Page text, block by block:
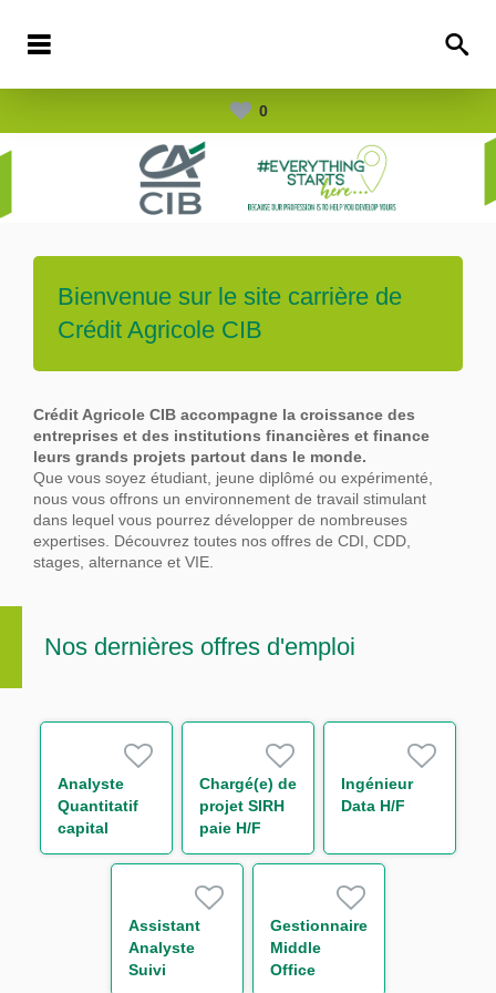
0
Bienvenue sur le site carrière de
Crédit Agricole CIB
Crédit Agricole CIB accompagne la croissance des
entreprises et des institutions financières et finance
leurs grands projets partout dans le monde.
Que vous soyez étudiant, jeune diplômé ou expérimenté,
nous vous offrons un environnement de travail stimulant
dans lequel vous pourrez développer de nombreuses
expertises. Découvrez toutes nos offres de CDI, CDD,
stages, alternance et VIE.
Nos dernières offres d'emploi
Analyste
Quantitatif
capital
économique
Chargé(e) de
projet SIRH
paie H/F
Ingénieur
Data H/F
Assistant
Analyste
Suivi
Gestionnaire
Middle
Office